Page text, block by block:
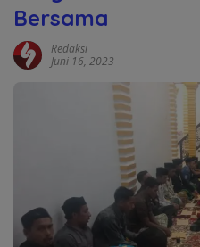
Bersama
Redaksi
Juni 16, 2023